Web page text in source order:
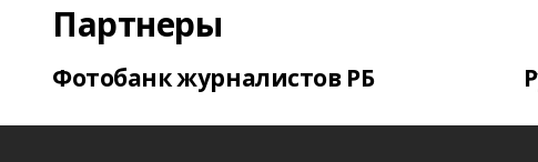
Партнеры
Фотобанк журналистов РБ